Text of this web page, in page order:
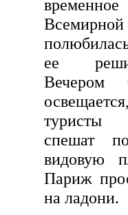
Всемирной
ее
Вечером
туристы
спешат
видовую
Париж
на ладони.